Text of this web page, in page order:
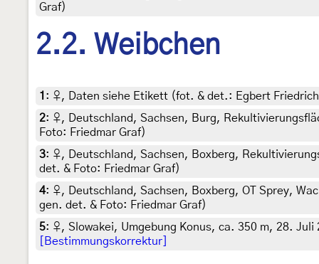
Graf)
2.2. Weibchen
1 : ♀, Daten siehe Etikett (fot. & det.: Egbert
2: ♀, Deutschland, Sachsen, Burg,
Foto: Friedmar Graf)
3: ♀, Deutschland, Sachsen, Boxberg,
det. & Foto: Friedmar Graf)
4: ♀, Deutschland, Sachsen, Boxberg, OT Sprey,
gen. det. & Foto: Friedmar Graf)
5: ♀, Slowakei, Umgebung Konus, ca. 350 m, 28.
[Bestimmungskorrektur]